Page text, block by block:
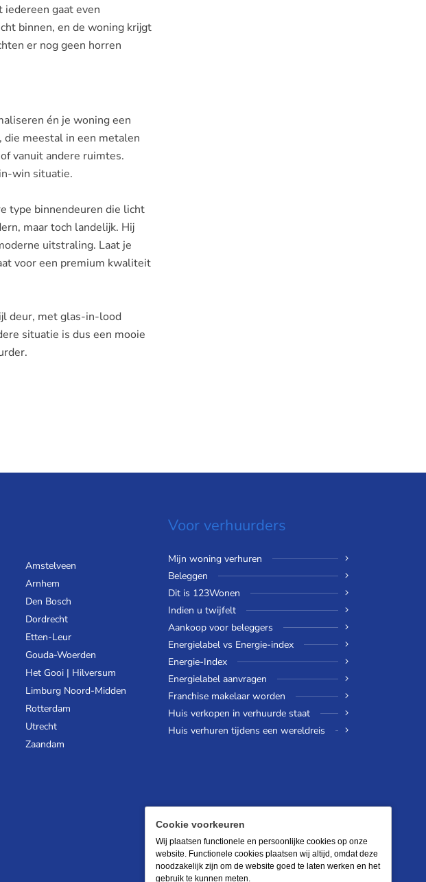
gaat even
binnen, en de woning krijgt
er nog geen horren
én je woning een
die meestal in een metalen
vanuit andere ruimtes.
win situatie.
type binnendeuren die licht
maar toch landelijk. Hij
uitstraling. Laat je
voor een premium kwaliteit
deur, met glas-in-lood
situatie is dus een mooie
Amstelveen
Arnhem
Den Bosch
Dordrecht
Etten-Leur
Gouda-Woerden
Het Gooi | Hilversum
Limburg Noord-Midden
Rotterdam
Utrecht
Zaandam
Voor verhuurders
Mijn woning verhuren
Beleggen
Dit is 123Wonen
Indien u twijfelt
Aankoop voor beleggers
Energielabel vs Energie-index
Energie-Index
Energielabel aanvragen
Franchise makelaar worden
Huis verkopen in verhuurde staat
Huis verhuren tijdens een wereldreis
Cookie voorkeuren
Wij plaatsen functionele en persoonlijke cookies op onze
website. Functionele cookies plaatsen wij altijd, omdat deze
noodzakelijk zijn om de website goed te laten werken en het
gebruik te kunnen meten.